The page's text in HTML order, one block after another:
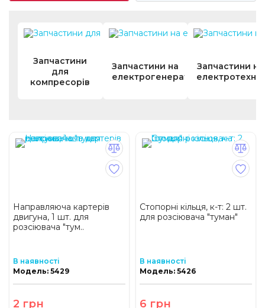
Запчастини
для
компресорів
Запчастини на
електрогенератори
Запчастини на
Направляюча картерів
двигуна, 1 шт. для
розсіювача "тум..
В наявності
Модель: 5429
2 грн
Стопорні кільця, к-т: 2 шт.
для розсіювача "туман"
В наявності
Модель: 5426
6 грн